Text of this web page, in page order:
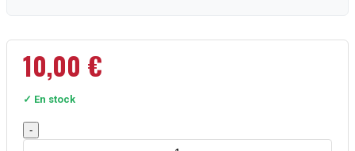
10,00 €
✓ En stock
Kot,
-